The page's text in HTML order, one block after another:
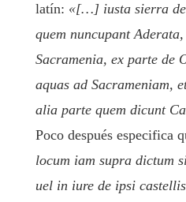
latín: «[…] iusta sierra
quem nuncupant
Sacramenia, ex parte de
aquas ad Sacrameniam,
alia parte quem dicunt
Poco después especifica
locum iam supra dictum
uel in iure de ipsi